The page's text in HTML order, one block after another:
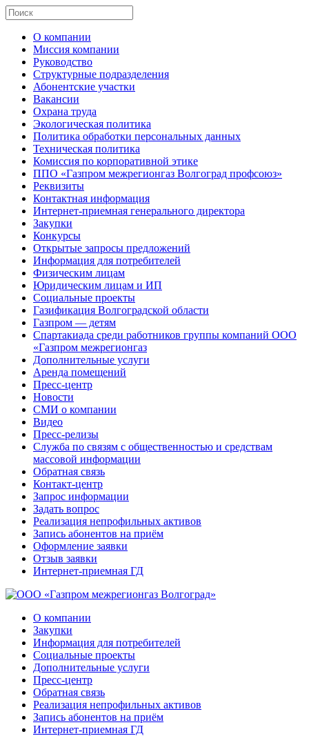
О компании
Миссия компании
Руководство
Структурные подразделения
Абонентские участки
Вакансии
Охрана труда
Экологическая политика
Политика обработки персональных данных
Техническая политика
Комиссия по корпоративной этике
ППО «Газпром межрегионгаз Волгоград профсоюз»
Реквизиты
Контактная информация
Интернет-приемная генерального директора
Закупки
Конкурсы
Открытые запросы предложений
Информация для потребителей
Физическим лицам
Юридическим лицам и ИП
Социальные проекты
Газификация Волгоградской области
Газпром — детям
Спартакиада среди работников группы компаний ООО
«Газпром межрегионгаз
Дополнительные услуги
Аренда помещений
Пресс-центр
Новости
СМИ о компании
Видео
Пресс-релизы
Служба по связям с общественностью и средствам
массовой информации
Обратная связь
Контакт-центр
Запрос информации
Задать вопрос
Реализация непрофильных активов
Запись абонентов на приём
Оформление заявки
Отзыв заявки
Интернет-приемная ГД
О компании
Закупки
Информация для потребителей
Социальные проекты
Дополнительные услуги
Пресс-центр
Обратная связь
Реализация непрофильных активов
Запись абонентов на приём
Интернет-приемная ГД